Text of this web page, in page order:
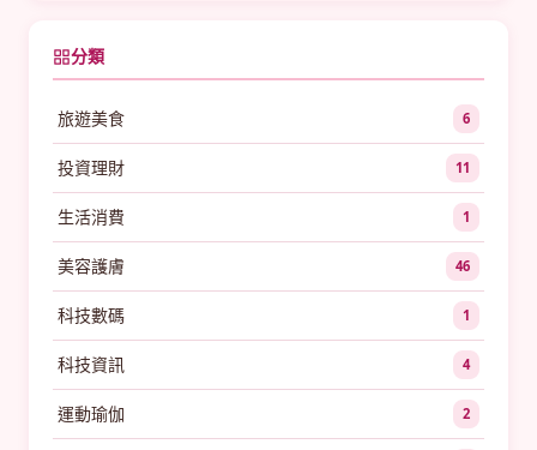
分類
旅遊美食 6
投資理財 11
生活消費 1
美容護膚 46
科技數碼 1
科技資訊 4
運動瑜伽 2